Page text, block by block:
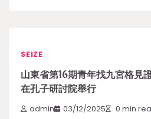
SEIZE
山東省第16期青年找九宮格見
在孔子研討院舉行
admin 03/12/2025 0 min